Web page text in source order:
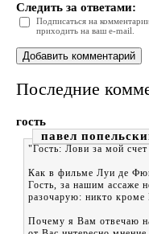
Следить за ответами:
Подписаться на
приходить на ваш e-mail.
Последние
гость
павел
"Гость: Лови за мой
Как в фильме Луи де
Гость, за нашим ассаже
разочарую: никто кроме
Почему я Вам отвечаю